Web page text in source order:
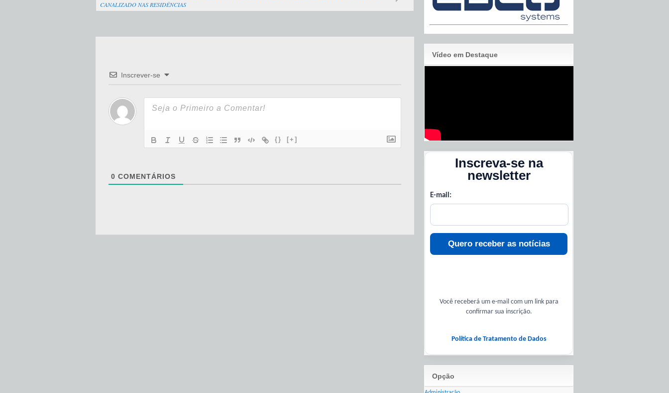
CANALIZADO NAS RESIDÊNCIAS
Inscrever-se
{} [+]
0 COMENTÁRIOS
Vídeo em Destaque
Inscreva-se na
newsletter
E-mail:
Quero receber as notícias
Você receberá um e-mail com um link para
confirmar sua inscrição.
Política de Tratamento de Dados
Opção